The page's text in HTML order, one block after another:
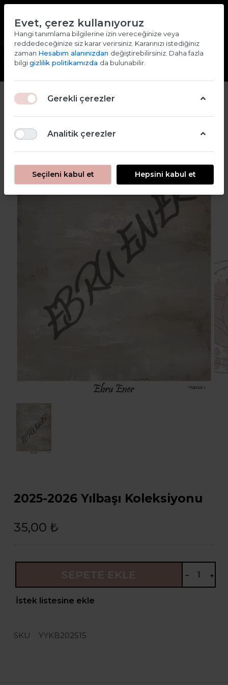
Giriş yap Kaydol
2025-2026 Yılbaşı Koleksiyonu
35,00 ₺
İstek listesine ekle
SKU YYKB202515
Evet, çerez kullanıyoruz
Hangi tanımlama bilgilerine izin vereceğinize veya
reddedeceğinize siz karar verirsiniz. Kararınızı istediğiniz
zaman Hesabım alanınızdan değiştirebilirsiniz. Daha fazla
bilgigizlilik politikamızda da bulunabilir.
Gerekli çerezler
Analitik çerezler
Seçileni kabul et Hepsini kabul et